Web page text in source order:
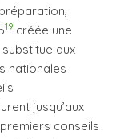
19 créée une
aux
nationales
jusqu’aux
conseils